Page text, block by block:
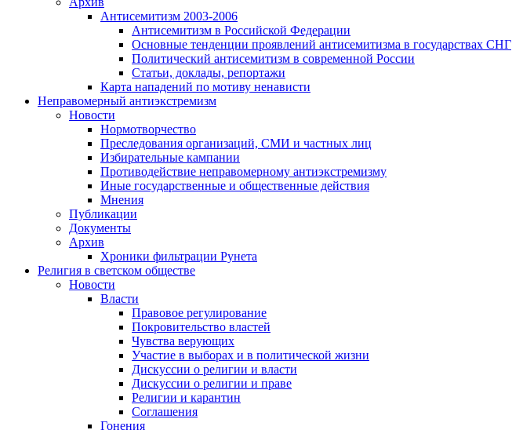
Антисемитизм 2003-2006
Антисемитизм в Российской Федерации
Основные тенденции проявлений антисемитизма в государствах СНГ
Политический антисемитизм в современной России
Статьи, доклады, репортажи
Карта нападений по мотиву ненависти
Неправомерный антиэкстремизм
Новости
Нормотворчество
Преследования организаций, СМИ и частных лиц
Избирательные кампании
Противодействие неправомерному антиэкстремизму
Иные государственные и общественные действия
Мнения
Публикации
Документы
Архив
Хроники фильтрации Рунета
Религия в светском обществе
Новости
Власти
Правовое регулирование
Покровительство властей
Чувства верующих
Участие в выборах и в политической жизни
Дискуссии о религии и власти
Дискуссии о религии и праве
Религии и карантин
Соглашения
Гонения